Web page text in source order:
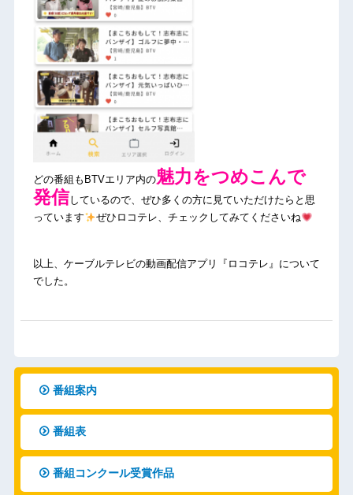
どの番組もBTVエリア内の魅力をつめこんで
発信しているので、ぜひ多くの方に見ていただけたらと思
っています
ぜひロコテレ、チェックしてみてくださいね
以上、ケーブルテレビの動画配信アプリ『ロコテレ』について
でした。
番組案内
番組表
番組コンクール受賞作品